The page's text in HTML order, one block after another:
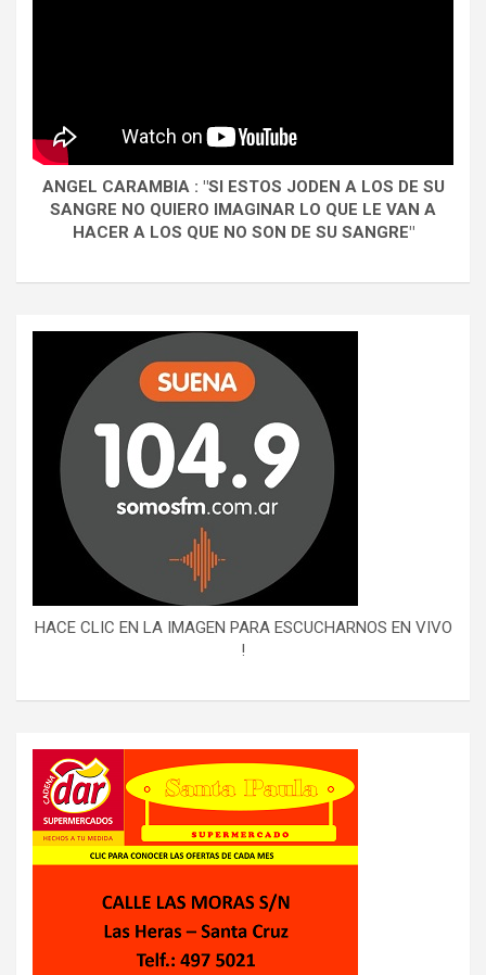
ANGEL CARAMBIA : "SI ESTOS JODEN A LOS DE SU
SANGRE NO QUIERO IMAGINAR LO QUE LE VAN A
HACER A LOS QUE NO SON DE SU SANGRE"
HACE CLIC EN LA IMAGEN PARA ESCUCHARNOS EN VIVO
!